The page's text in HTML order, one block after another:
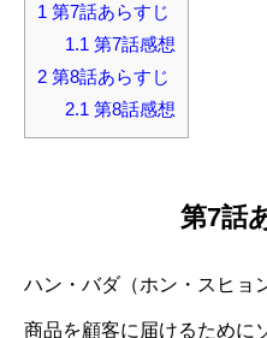
1 第7話あらすじ
1.1 第7話感想
2 第8話あらすじ
2.1 第8話感想
第7話
ハン・バダ（ホン・スヒョ
商品を顧客に届けるために